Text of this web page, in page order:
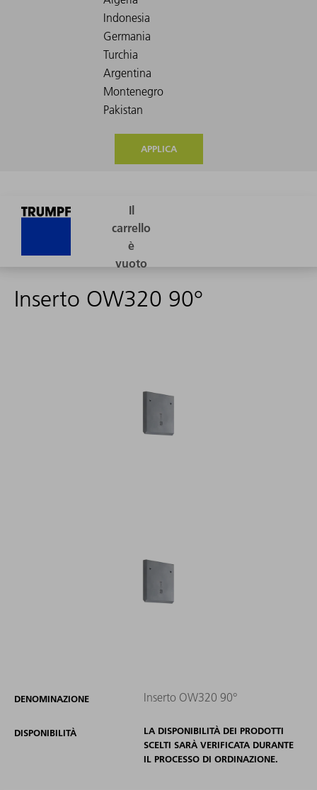
APPLICA
Inserto OW320 90°
DENOMINAZIONE Inserto OW320 90°
DISPONIBILITÀ
LA DISPONIBILITÀ DEI PRODOTTI
SCELTI SARÀ VERIFICATA DURANTE
IL PROCESSO DI ORDINAZIONE.